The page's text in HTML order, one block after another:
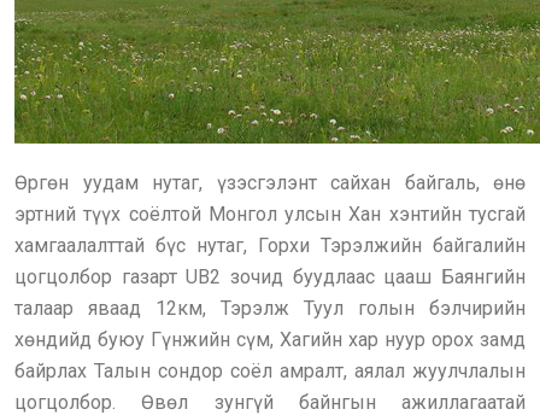
Өргөн уудам нутаг, үзэсгэлэнт сайхан байгаль, өнө
эртний түүх соёлтой Монгол улсын Хан хэнтийн тусгай
хамгаалалттай бүс нутаг, Горхи Тэрэлжийн байгалийн
цогцолбор газарт UB2 зочид буудлаас цааш Баянгийн
талаар яваад 12км, Тэрэлж Туул голын бэлчирийн
хөндийд буюу Гүнжийн сүм, Хагийн хар нуур орох замд
байрлах Талын сондор соёл амралт, аялал жуулчлалын
цогцолбор. Өвөл зунгүй байнгын ажиллагаатай